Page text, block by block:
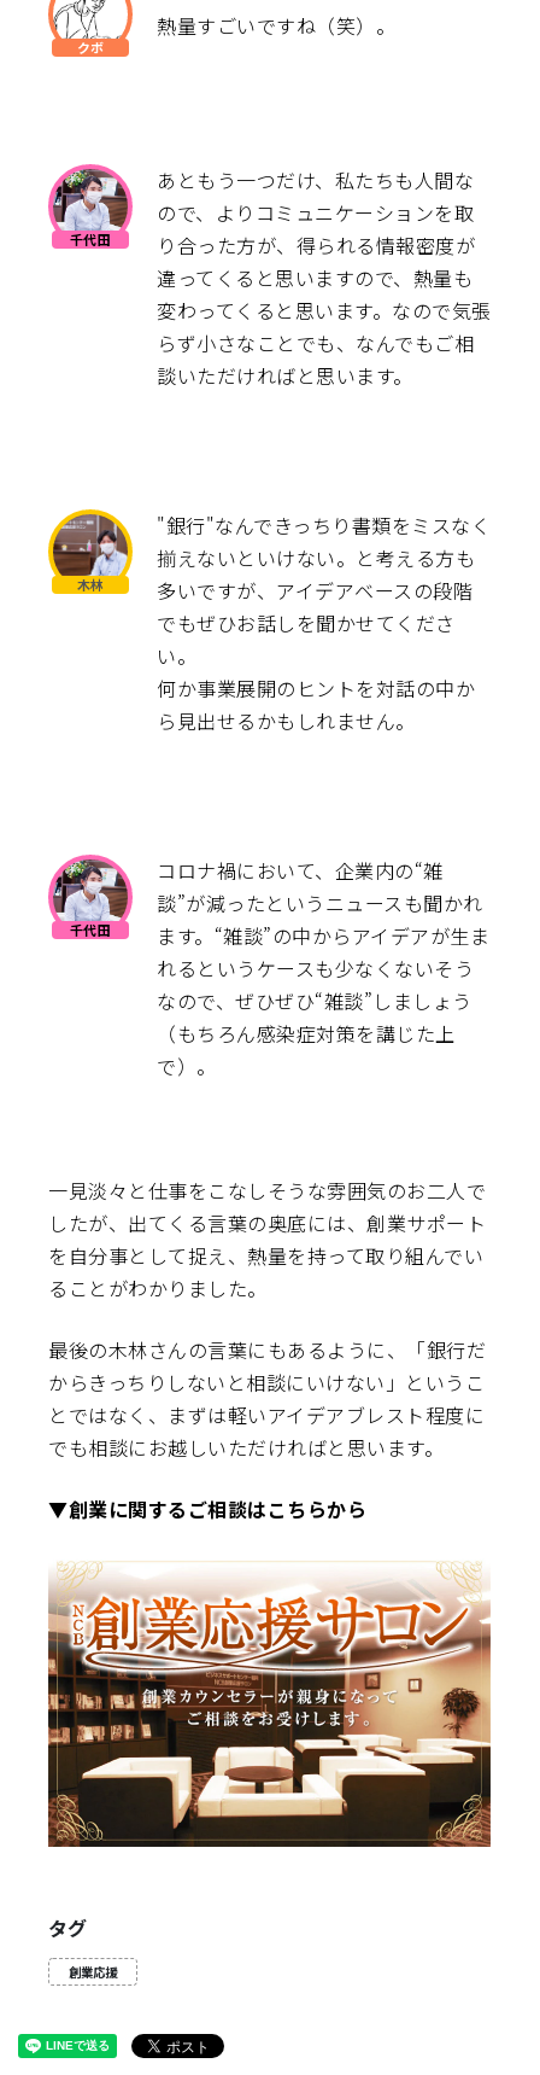
熱量すごいですね（笑）。
あともう一つだけ、私たちも人間な
ので、よりコミュニケーションを取
り合った方が、得られる情報密度が
違ってくると思いますので、熱量も
変わってくると思います。なので気張
らず小さなことでも、なんでもご相
談いただければと思います。
"銀行"なんできっちり書類をミスなく
揃えないといけない。と考える方も
多いですが、アイデアベースの段階
でもぜひお話しを聞かせてくださ
い。
何か事業展開のヒントを対話の中か
ら見出せるかもしれません。
コロナ禍において、企業内の“雑
談”が減ったというニュースも聞かれ
ます。“雑談”の中からアイデアが生ま
れるというケースも少なくないそう
なので、ぜひぜひ“雑談”しましょう
（もちろん感染症対策を講じた上
で）。
一見淡々と仕事をこなしそうな雰囲気のお二人で
したが、出てくる言葉の奥底には、創業サポート
を自分事として捉え、熱量を持って取り組んでい
ることがわかりました。
最後の木林さんの言葉にもあるように、「銀行だ
からきっちりしないと相談にいけない」というこ
とではなく、まずは軽いアイデアブレスト程度に
でも相談にお越しいただければと思います。
▼創業に関するご相談はこちらから
タグ
創業応援